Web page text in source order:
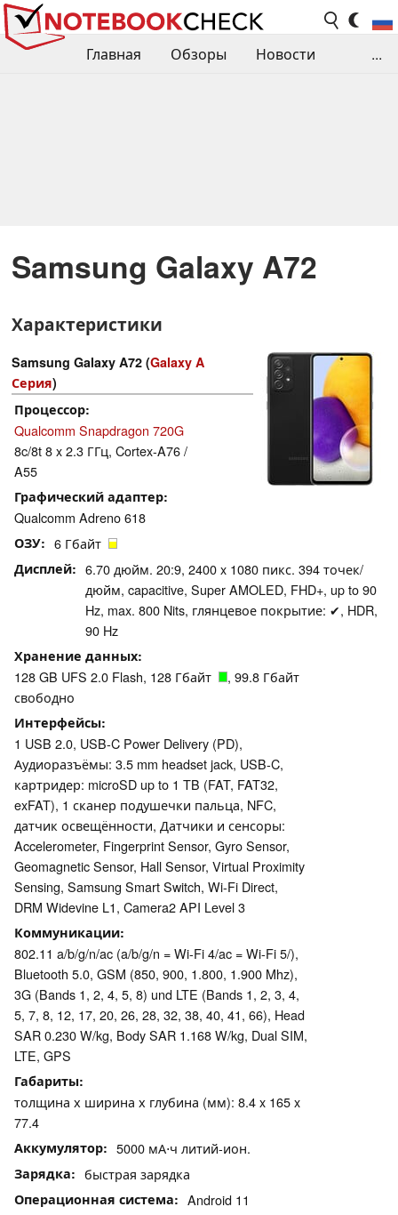
Главная Обзоры
Новости
...
Samsung Galaxy A72
Характеристики
Samsung Galaxy A72 (Galaxy A
Серия)
Процессор
Qualcomm Snapdragon 720G
8c/8t 8 x 2.3 ГГц, Cortex-A76 /
A55
Графический адаптер
Qualcomm Adreno 618
ОЗУ 6 Гбайт
Дисплей
6.70 дюйм. 20:9, 2400 x 1080 пикс. 394 точек/
дюйм, capacitive, Super AMOLED, FHD+, up to 90
Hz, max. 800 Nits, глянцевое покрытие: ✔, HDR,
90 Hz
Хранение данных
128 GB UFS 2.0 Flash, 128 Гбайт
, 99.8 Гбайт
свободно
Интерфейсы
1 USB 2.0, USB-C Power Delivery (PD),
Аудиоразъёмы: 3.5 mm headset jack, USB-C,
картридер: microSD up to 1 TB (FAT, FAT32,
exFAT), 1 сканер подушечки пальца, NFC,
датчик освещённости, Датчики и сенсоры:
Accelerometer, Fingerprint Sensor, Gyro Sensor,
Geomagnetic Sensor, Hall Sensor, Virtual Proximity
Sensing, Samsung Smart Switch, Wi-Fi Direct,
DRM Widevine L1, Camera2 API Level 3
Коммуникации
802.11 a/b/g/n/ac (a/b/g/n = Wi-Fi 4/ac = Wi-Fi 5/),
Bluetooth 5.0, GSM (850, 900, 1.800, 1.900 Mhz),
3G (Bands 1, 2, 4, 5, 8) und LTE (Bands 1, 2, 3, 4,
5, 7, 8, 12, 17, 20, 26, 28, 32, 38, 40, 41, 66), Head
SAR 0.230 W/kg, Body SAR 1.168 W/kg, Dual SIM,
LTE, GPS
Габариты
толщина х ширина х глубина (мм): 8.4 x 165 x
77.4
Аккумулятор 5000 мА⋅ч литий-ион.
Зарядка быстрая зарядка
Операционная система Android 11